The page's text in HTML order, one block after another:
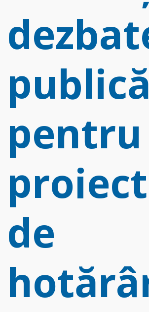
d
f
publică
pentru
de